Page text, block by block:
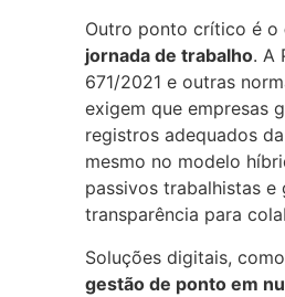
Outro ponto crítico é o
jornada de trabalho. A
671/2021 e outras
exigem que empresas
registros adequados
mesmo no modelo
passivos trabalhistas e
transparência para
Soluções digitais,
gestão de ponto em